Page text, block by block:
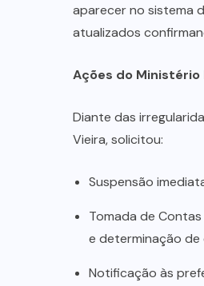
aparecer no sistema
atualizados
Ações do Ministério
Diante das
Vieira, solicitou:
Suspensão
Tomada de
e determinação
Notificação às